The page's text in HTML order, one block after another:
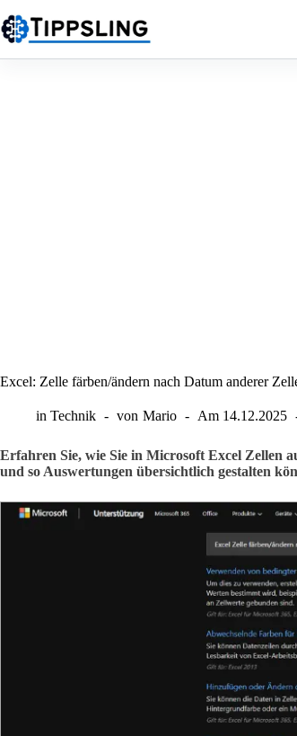
Inhalt
springen
Excel: Zelle färben/ändern nach Datum anderer
in Technik von Mario Am 14.12.2025
Erfahren Sie, wie Sie in Microsoft Excel Zellen
und so Auswertungen übersichtlich gestalten